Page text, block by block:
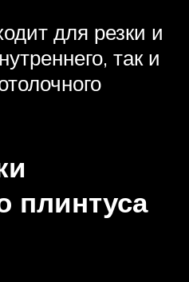
для резки и
так и
плинтуса